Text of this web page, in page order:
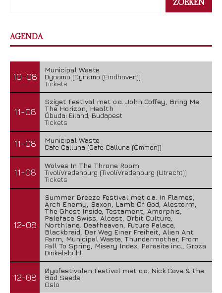
ZOEKEN
AGENDA
10-08
Municipal Waste
Dynamo (Dynamo (Eindhoven))
Tickets
11-08
Sziget Festival met o.a. John Coffey, Bring Me
The Horizon, Health
Óbudai Eiland, Budapest
Tickets
11-08
Municipal Waste
Cafe Calluna (Cafe Calluna (Ommen))
11-08
Wolves In The Throne Room
TivoliVredenburg (TivoliVredenburg (Utrecht))
Tickets
12-08
Summer Breeze Festival met o.a. In Flames,
Arch Enemy, Saxon, Lamb Of God, Alestorm,
The Ghost Inside, Testament, Amorphis,
Paleface Swiss, Alcest, Orbit Culture,
Northlane, Deafheaven, Future Palace,
Blackbraid, Der Weg Einer Freiheit, Alien Ant
Farm, Municipal Waste, Thundermother, From
Fall To Spring, Misery Index, Parasite inc., Groza
Dinkelsbühl
12-08
Øyafestivalen Festival met o.a. Nick Cave & the
Bad Seeds
Oslo